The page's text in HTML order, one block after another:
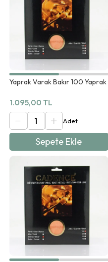
Yaprak Varak Bakır 100 Yaprak
1.095,00 TL
Sepete Ekle